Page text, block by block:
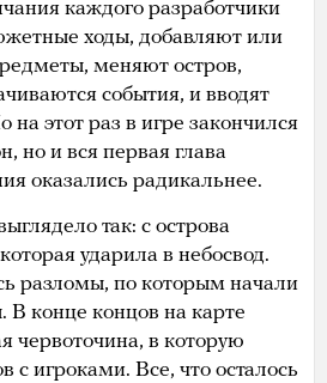
каждого разработчики
ходы, добавляют или
меняют остров,
события, и вводят
этот раз в игре закончился
но и вся первая глава
оказались радикальнее.
так: с острова
ударила в небосвод.
разломы, по которым начали
В конце концов на карте
червоточина, в которую
с игроками. Все, что осталось